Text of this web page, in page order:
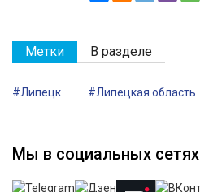
Метки В разделе
#Липецк #Липецкая область
Мы в социальных сетях